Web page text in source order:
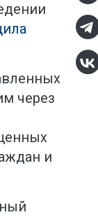
через
и